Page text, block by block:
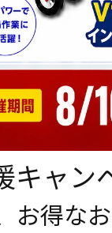
ャン
お得な